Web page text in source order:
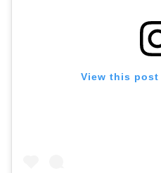
View this post